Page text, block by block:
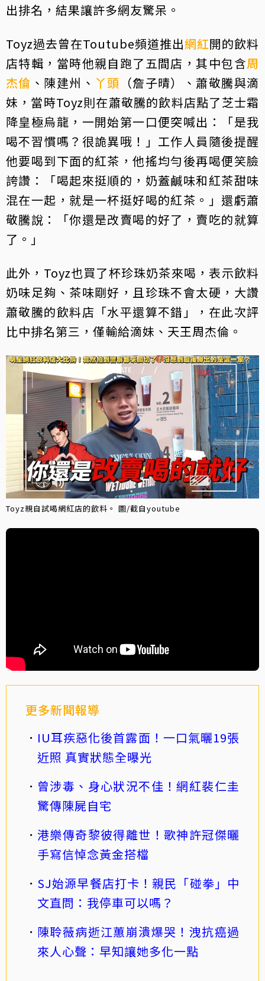
出排名，結果讓許多網友驚呆。
Toyz過去曾在Toutube頻道推出網紅開的飲料
店特輯，當時他親自跑了五間店，其中包含周
杰倫 、陳建州、 丫頭 （詹子晴）、蕭敬騰與滴
妹，當時Toyz則在蕭敬騰的飲料店點了芝士霜
降皇極烏龍，一開始第一口便突喊出：「是我
喝不習慣嗎？很詭異哦！」工作人員隨後提醒
他要喝到下面的紅茶，他搖均勻後再喝便笑臉
誇讚：「喝起來挺順的，奶蓋鹹味和紅茶甜味
混在一起，就是一杯挺好喝的紅茶。」還虧蕭
敬騰說：「你還是改賣喝的好了，賣吃的就算
了。」
此外，Toyz也買了杯珍珠奶茶來喝，表示飲料
奶味足夠、茶味剛好，且珍珠不會太硬，大讚
蕭敬騰的飲料店「水平還算不錯」，在此次評
比中排名第三，僅輸給滴妹、天王周杰倫。
Toyz親自試喝網紅店的飲料。 圖/截自youtube
更多新聞報導
IU耳疾惡化後首露面！一口氣曬19張
近照 真實狀態全曝光
曾涉毒、身心狀況不佳！網紅裴仁圭
驚傳陳屍自宅
港樂傳奇黎彼得離世！歌神許冠傑曬
手寫信悼念黃金搭檔
SJ始源早餐店打卡！親民「碰拳」中
文直問：我停車可以嗎？
陳聆薇病逝江蕙崩潰爆哭！洩抗癌過
來人心聲：早知讓她多化一點